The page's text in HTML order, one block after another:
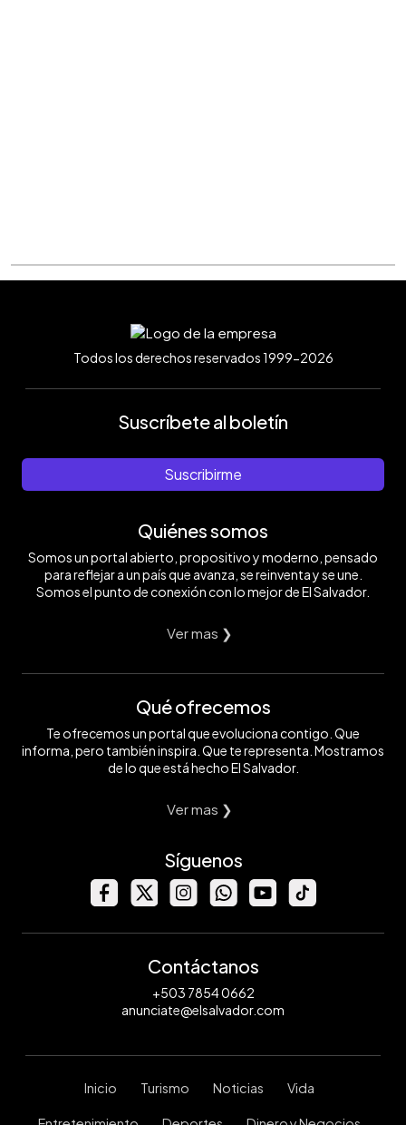
Todos los derechos reservados 1999-2026
Suscríbete al boletín
Suscribirme
Quiénes somos
Somos un portal abierto, propositivo y moderno, pensado
para reflejar a un país que avanza, se reinventa y se une.
Somos el punto de conexión con lo mejor de El Salvador.
Ver mas ❯
Qué ofrecemos
Te ofrecemos un portal que evoluciona contigo. Que
informa, pero también inspira. Que te representa. Mostramos
de lo que está hecho El Salvador.
Ver mas ❯
Síguenos
Contáctanos
+503 7854 0662
anunciate@elsalvador.com
Inicio Turismo Noticias Vida